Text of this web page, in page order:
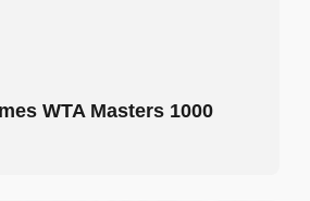
WTA Masters 1000